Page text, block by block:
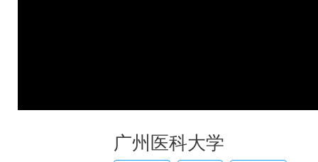
广州医科大学